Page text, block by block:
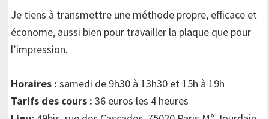
Je tiens à transmettre une méthode propre, efficace et
économe, aussi bien pour travailler la plaque que pour
l’impression.
Horaires : samedi de 9h30 à 13h30 et 15h à 19h
Tarifs des cours : 36 euros les 4 heures